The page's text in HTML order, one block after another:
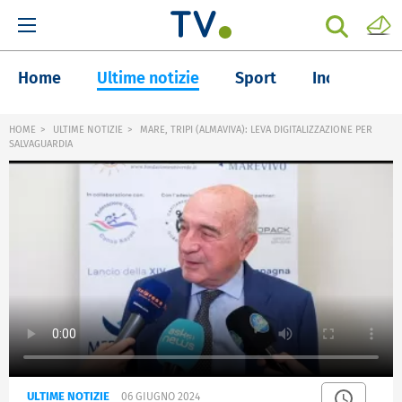
Home Ultime notizie Sport Inchieste
HOME ULTIME NOTIZIE
MARE, TRIPI (ALMAVIVA): LEVA DIGITALIZZAZIONE PER
SALVAGUARDIA
ULTIME NOTIZIE 06 GIUGNO 2024